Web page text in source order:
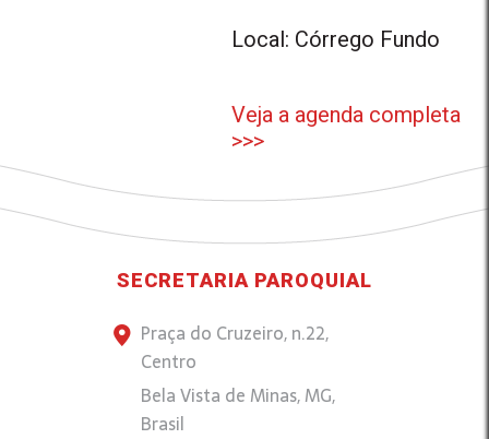
Local: Córrego Fundo
Veja a agenda completa
>>>
SECRETARIA PAROQUIAL
Praça do Cruzeiro, n.22,
Centro
Bela Vista de Minas, MG,
Brasil